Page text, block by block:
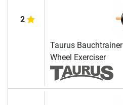
2
Taurus Bauchtrainer
Wheel Exerciser